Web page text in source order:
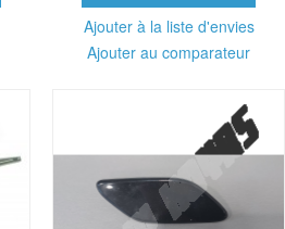
Ajouter à la liste d'envies
Ajouter au comparateur